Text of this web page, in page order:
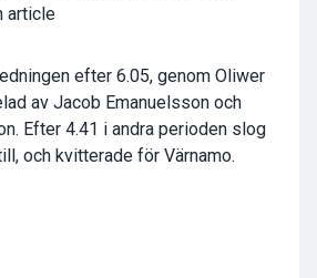
article
efter 6.05, genom Oliwer
av Jacob Emanuelsson och
Efter 4.41 i andra perioden slog
och kvitterade för Värnamo.